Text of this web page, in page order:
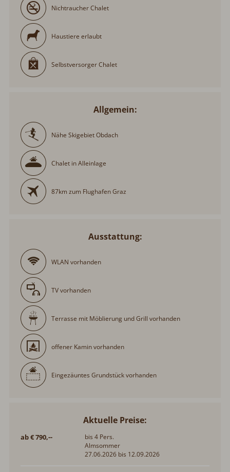
Nichtraucher Chalet
Haustiere erlaubt
Selbstversorger Chalet
Allgemein:
Nähe Skigebiet Obdach
Chalet in Alleinlage
87km zum Flughafen Graz
Ausstattung:
WLAN vorhanden
TV vorhanden
Terrasse mit Möblierung und Grill vorhanden
offener Kamin vorhanden
Eingezäuntes Grundstück vorhanden
Aktuelle Preise:
ab € 790,--
bis 4 Pers.
Almsommer
27.06.2026 bis 12.09.2026